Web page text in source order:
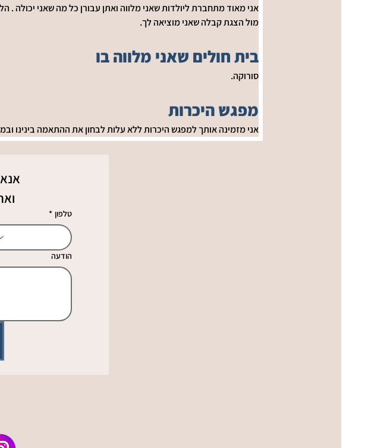
אני מאוד מתחברת ליולדות שאני מלווה ואתן עבורן כל מה שאני יכולה .
מול הצגת קבלה שאני מוציאה לך.
בית חולים שאני מלווה בו
סורוקה.
מפגש היכרות
אני מזמינה אותך למפגש היכרות ללא עלות לבחון את ההתאמה בינינו
טלפון *
הודעה